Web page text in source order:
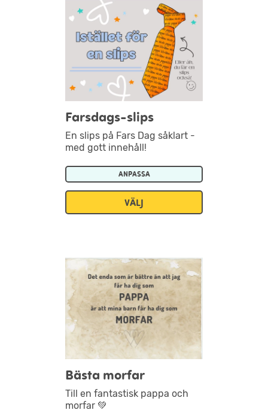
Farsdags-slips
En slips på Fars Dag såklart -
med gott innehåll!
ANPASSA
VÄLJ
Bästa morfar
Till en fantastisk pappa och
morfar 💚